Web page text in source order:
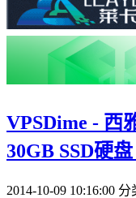
VPSDime - 西
30GB SSD硬
2014-10-09 10:16:00 分